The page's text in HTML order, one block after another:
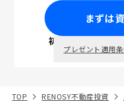
まずは
初回面談で
プレゼント適用
TOP RENOSY不動産投資